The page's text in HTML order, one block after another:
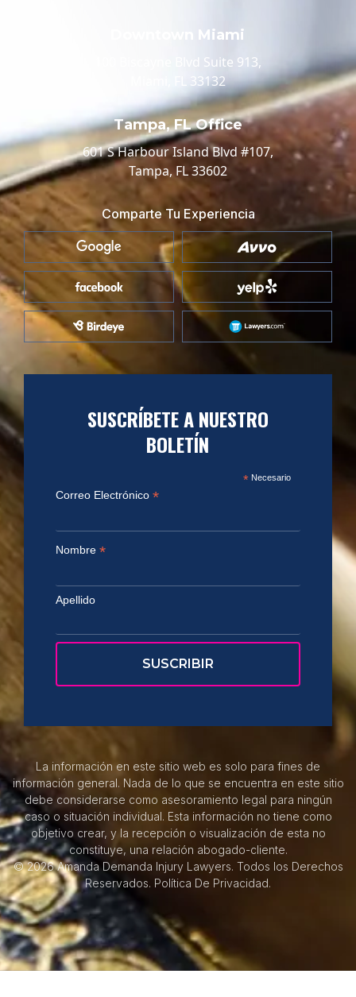
Downtown Miami
100 Biscayne Blvd Suite 913,
Miami, FL 33132
Tampa, FL Office
601 S Harbour Island Blvd #107,
Tampa, FL 33602
Comparte Tu Experiencia
SUSCRÍBETE A NUESTRO
BOLETÍN
*Necesario
Correo Electrónico *
Nombre *
Apellido
La información en este sitio web es solo para fines de
información general. Nada de lo que se encuentra en este sitio
debe considerarse como asesoramiento legal para ningún
caso o situación individual. Esta información no tiene como
objetivo crear, y la recepción o visualización de esta no
constituye, una relación abogado-cliente.
© 2026 Amanda Demanda Injury Lawyers. Todos los Derechos
Reservados. Política De Privacidad.